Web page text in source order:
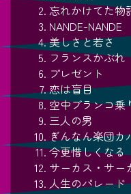
忘れかけてた物
NANDE-NANDE
美しさと若さ
フランスかぶれ
プレゼント
恋は盲目
空中ブランコ乗
三人の男
ぎんなん楽団カ
今更惜しくなる
サーカス・サー
人生のパレード